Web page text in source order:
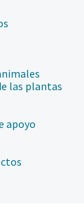
las plantas
apoyo